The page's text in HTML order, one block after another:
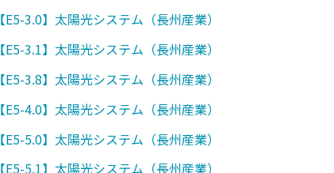
【E5-3.0】太陽光システム（長州産業）
【E5-3.1】太陽光システム（長州産業）
【E5-3.8】太陽光システム（長州産業）
【E5-4.0】太陽光システム（長州産業）
【E5-5.0】太陽光システム（長州産業）
【E5-5.1】太陽光システム（長州産業）